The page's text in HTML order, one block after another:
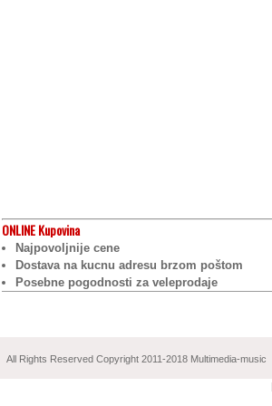
ONLINEKupovina
Najpovoljnije cene
Dostava na kucnu adresu brzom poštom
Posebne pogodnosti za veleprodaje
All Rights Reserved Copyright 2011-2018 Multimedia-music